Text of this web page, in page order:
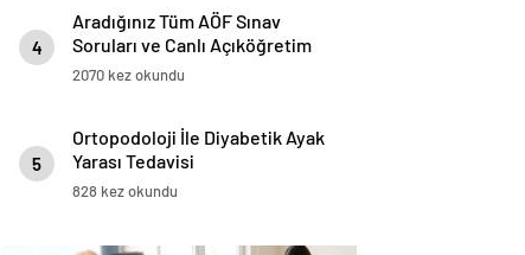
4
Aradığınız Tüm AÖF Sınav
Soruları ve Canlı Açıköğretim
Forumu Burada
2070 kez okundu
5
Ortopodoloji İle Diyabetik Ayak
Yarası Tedavisi
828 kez okundu